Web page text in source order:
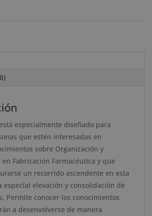
especialmente diseñado para
que estén interesadas en
sobre Organización y
Fabricación Farmacéutica y que
un recorrido ascendente en esta
especial elevación y consolidación de
Permite conocer los conocimientos
a desenvolverse de manera